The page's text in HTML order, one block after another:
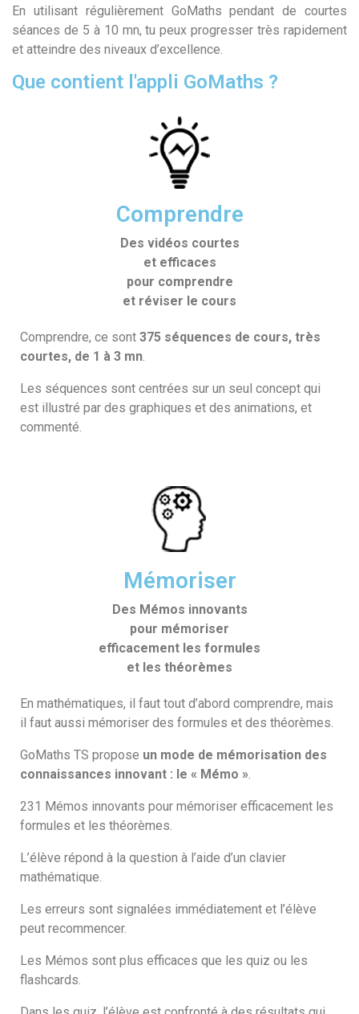
En utilisant régulièrement GoMaths pendant de courtes
séances de 5 à 10 mn, tu peux progresser très rapidement
et atteindre des niveaux d’excellence.
Que contient l'appli GoMaths ?
Comprendre
Des vidéos courtes
et efficaces
pour comprendre
et réviser le cours
Comprendre, ce sont 375 séquences de cours, très
courtes, de 1 à 3 mn.
Les séquences sont centrées sur un seul concept qui
est illustré par des graphiques et des animations, et
commenté.
Mémoriser
Des Mémos innovants
pour mémoriser
efficacement les formules
et les théorèmes
En mathématiques, il faut tout d’abord comprendre, mais
il faut aussi mémoriser des formules et des théorèmes.
GoMaths TS propose un mode de mémorisation des
connaissances innovant : le « Mémo ».
231 Mémos innovants pour mémoriser efficacement les
formules et les théorèmes.
L’élève répond à la question à l’aide d’un clavier
mathématique.
Les erreurs sont signalées immédiatement et l’élève
peut recommencer.
Les Mémos sont plus efficaces que les quiz ou les
flashcards.